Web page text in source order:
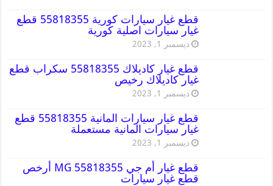
قطع غيار سيارات كورية 55818355 قطع
غيار سيارات اصلية كورية
ديسمبر 1, 2023
قطع غيار كاديلاك 55818355 سكراب قطع
غيار كاديلاك رخيص
ديسمبر 1, 2023
قطع غيار سيارات المانية 55818355 قطع
غيار سيارات المانية مستعملة
ديسمبر 1, 2023
قطع غيار أم جي MG 55818355 أرخص
قطع غيار سيارات